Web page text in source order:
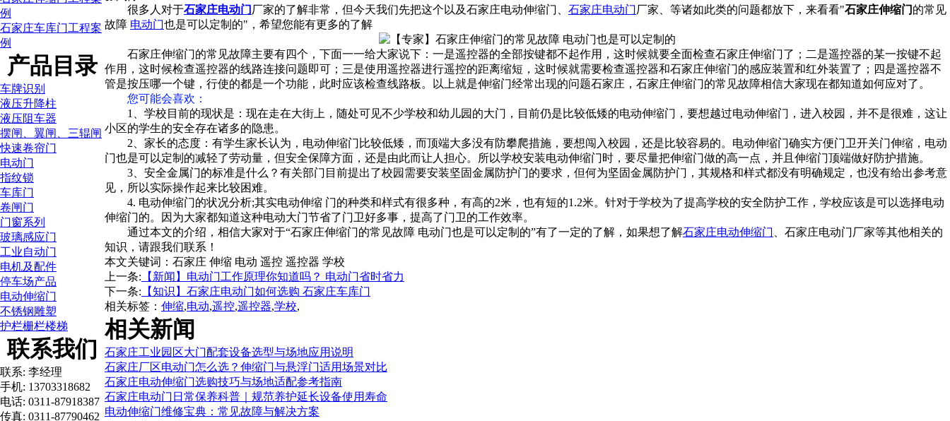
例
石家庄车库门工程案
例
产品目录
车牌识别
液压升降柱
液压阻车器
摆闸、翼闸、三辊闸
快速卷帘门
电动门
指纹锁
车库门
卷闸门
门窗系列
玻璃感应门
工业自动门
电机及配件
停车场产品
电动伸缩门
不锈钢雕塑
护栏栅栏楼梯
联系我们
联系: 李经理
手机: 13703318682
电话: 0311-87918387
传真: 0311-87790462
很多人对于石家庄电动门 厂家的了解非常，但今天我们先把这个以及石家庄电动伸缩门、 石家庄电动门厂家、等诸如此类的问题都放下，来看看"石家庄伸缩门 的常见
故障 电动门也是可以定制的"，希望您能有更多的了解
石家庄伸缩门的常见故障主要有四个，下面一一给大家说下：一是遥控器的全部按键都不起作用，这时候就要全面检查石家庄伸缩门了；二是遥控器的某一按键不起
作用，这时候检查遥控器的线路连接问题即可；三是使用遥控器进行遥控的距离缩短，这时候就需要检查遥控器和石家庄伸缩门的感应装置和红外装置了；四是遥控器不
管是按压哪一个键，行使的都是一个功能，此时应该检查线路板。以上就是伸缩门经常出现的问题石家庄，石家庄伸缩门的常见故障相信大家现在都知道如何应对了。
您可能会喜欢：
1、学校目前的现状是：现在走在大街上，随处可见不少学校和幼儿园的大门，目前仍是比较低矮的电动伸缩门，要想越过电动伸缩门，进入校园，并不是很难，这让
小区的学生的安全存在诸多的隐患。
2、家长的态度：有学生家长认为，电动伸缩门比较低矮，而顶端大多没有防攀爬措施，要想闯入校园，还是比较容易的。电动伸缩门确实方便门卫开关门伸缩，电动
门也是可以定制的减轻了劳动量，但安全保障方面，还是由此而让人担心。所以学校安装电动伸缩门时，要尽量把伸缩门做的高一点，并且伸缩门顶端做好防护措施。
3、安全金属门的标准是什么？有关部门目前提出了校园需要安装坚固金属防护门的要求，但何为坚固金属防护门，其规格和样式都没有明确规定，也没有给出参考意
见，所以实际操作起来比较困难。
4. 电动伸缩门的状况分析;其实电动伸缩 门的种类和样式有很多种，有高的2米，也有短的1.2米。针对于学校为了提高学校的安全防护工作，学校应该是可以选择电动
伸缩门的。因为大家都知道这种电动大门节省了门卫好多事，提高了门卫的工作效率。
通过本文的介绍，相信大家对于“石家庄伸缩门的常见故障 电动门也是可以定制的”有了一定的了解，如果想了解石家庄电动伸缩门
、石家庄电动门厂家等其他相关的
知识，请跟我们联系！
本文关键词： 石家庄 伸缩 电动 遥控 遥控器 学校
上一条: 【新闻】电动门工作原理你知道吗？ 电动门省时省力
下一条: 【知识】石家庄电动门如何选购 石家庄车库门
相关标签： 伸缩,电动,遥控,遥控器,学校,
相关新闻
石家庄工业园区大门配套设备选型与场地应用说明
石家庄厂区电动门怎么选？伸缩门与悬浮门适用场景对比
石家庄电动伸缩门选购技巧与场地适配参考指南
石家庄电动门日常保养科普｜规范养护延长设备使用寿命
电动伸缩门维修宝典：常见故障与解决方案